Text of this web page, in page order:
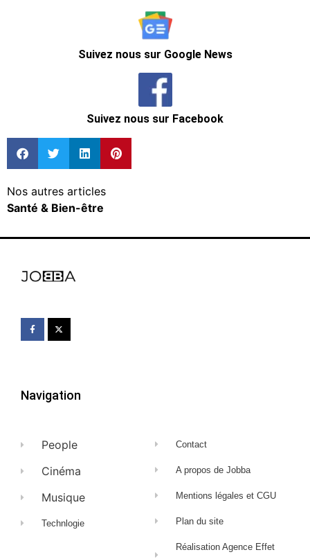
Suivez nous sur Google News
Suivez nous sur Facebook
Nos autres articles
Santé & Bien-être
Navigation
People
Cinéma
Musique
Technlogie
Contact
A propos de Jobba
Mentions légales et CGU
Plan du site
Réalisation Agence Effet